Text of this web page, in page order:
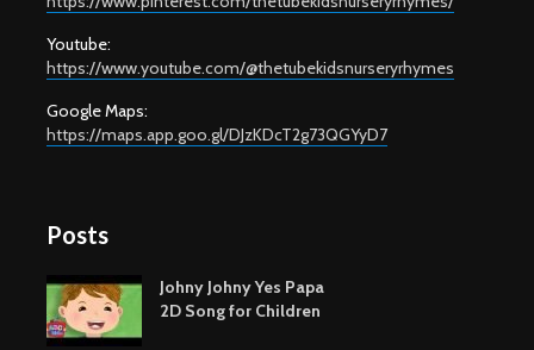
Youtube:
https://www.youtube.com/@thetubekidsnurseryrhymes
Google Maps:
https://maps.app.goo.gl/DJzKDcT2g73QGYyD7
Posts
Johny Johny Yes Papa
2D Song for Children